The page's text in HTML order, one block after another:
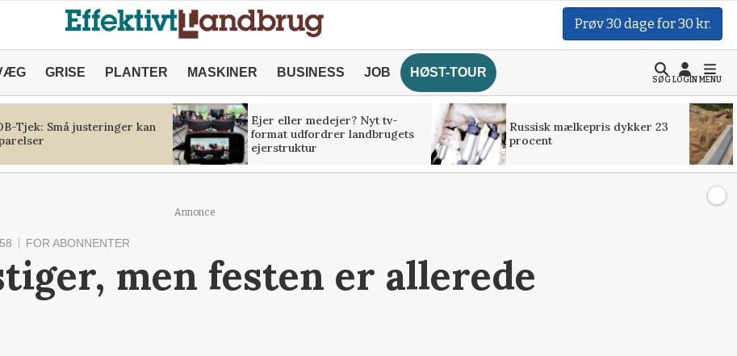
Prøv 30 dage for 30 kr.
GRISE PLANTER MASKINER BUSINESS JOB HØST-TOUR
SØGLOGINMENU
Tjek: Små justeringer kan
Ejer eller medejer? Nyt tv-
format udfordrer landbrugets
ejerstruktur
Russisk mælkepris dykker 23
procent
Annonce
FOR ABONNENTER
men festen er allerede